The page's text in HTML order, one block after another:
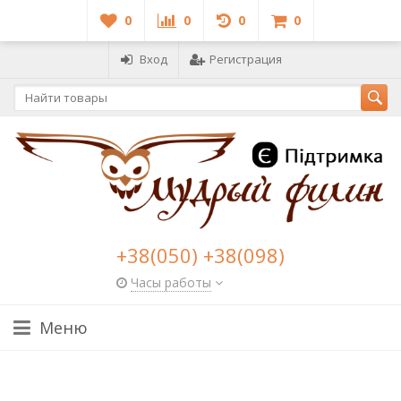
0 0 0 0
Вход Регистрация
+38(050) +38(098)
Часы работы
Меню